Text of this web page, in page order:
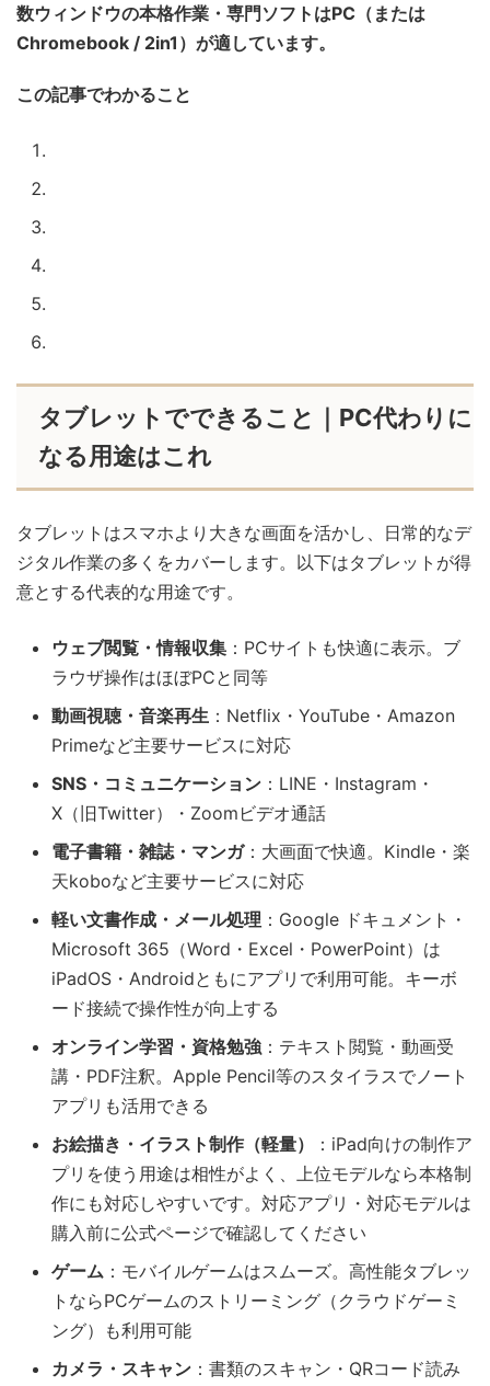
数ウィンドウの本格作業・専門ソフトはPC（または
Chromebook / 2in1）が適しています。
この記事でわかること
タブレットでできること｜PC代わりに
なる用途はこれ
タブレットはスマホより大きな画面を活かし、日常的なデ
ジタル作業の多くをカバーします。以下はタブレットが得
意とする代表的な用途です。
ウェブ閲覧・情報収集 ：PCサイトも快適に表示。ブ
ラウザ操作はほぼPCと同等
動画視聴・音楽再生 ：Netflix・YouTube・Amazon
Primeなど主要サービスに対応
SNS・コミュニケーション ：LINE・Instagram・
X（旧Twitter）・Zoomビデオ通話
電子書籍・雑誌・マンガ：大画面で快適。Kindle・楽
天koboなど主要サービスに対応
軽い文書作成・メール処理 ：Google ドキュメント・
Microsoft 365（Word・Excel・PowerPoint）は
iPadOS・Androidともにアプリで利用可能。キーボ
ード接続で操作性が向上する
オンライン学習・資格勉強 ：テキスト閲覧・動画受
講・PDF注釈。Apple Pencil等のスタイラスでノート
アプリも活用できる
お絵描き・イラスト制作（軽量）
：iPad向けの制作ア
プリを使う用途は相性がよく、上位モデルなら本格制
作にも対応しやすいです。対応アプリ・対応モデルは
購入前に公式ページで確認してください
ゲーム ：モバイルゲームはスムーズ。高性能タブレッ
トならPCゲームのストリーミング（クラウドゲーミ
ング）も利用可能
カメラ・スキャン ：書類のスキャン・QRコード読み